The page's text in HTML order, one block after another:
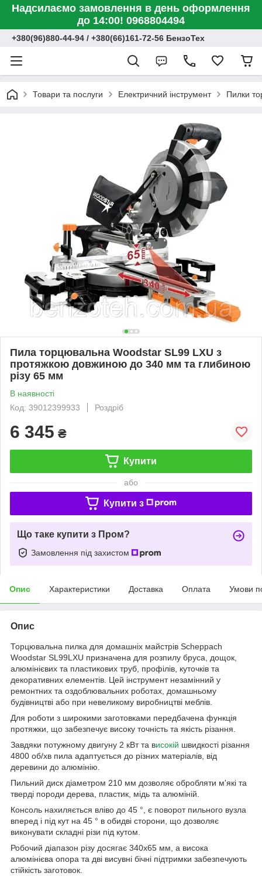
Надсилаємо замовлення в день оформлення
до 14:00! 0968804494
+380(96)880-44-94 / +380(66)161-72-56 БензоТех
Товари та послуги Електричний інструмент Пилки
Пила торцювальна Woodstar SL99 LXU з
протяжкою довжиною до 340 мм та глибиною
різу 65 мм
В наявності
Код: 39012399933
Роздріб
6 345 ₴
Купити
або
Купити з
Що таке купити з Пром?
Замовлення під захистом
Опис Характеристики Доставка Оплата Умови
Опис
Торцювальна пилка для домашніх майстрів Scheppach
Woodstar SL99LXU призначена для розпилу бруса, дощок,
алюмінієвих та пластикових труб, профілів, куточків та
декоративних елементів. Цей інструмент незамінний у
ремонтних та оздоблювальних роботах, домашньому
будівництві або при невеликому виробництві меблів.
Для роботи з широкими заготовками передбачена функція
протяжки, що забезпечує високу точність та якість різання.
Завдяки потужному двигуну 2 кВт та високій швидкості різання
4800 об/хв пила адаптується до різних матеріалів, від
деревини до алюмінію.
Пильний диск діаметром 210 мм дозволяє обробляти м'які та
тверді породи дерева, пластик, мідь та алюміній.
Консоль нахиляється вліво до 45 °, є поворот пильного вузла
вперед і під кут на 45 ° в обидві сторони, що дозволяє
виконувати складні різи під кутом.
Робочий діапазон різу досягає 340x65 мм, а висока
алюмінієва опора та дві висувні бічні підтримки забезпечують
стійкість заготовок.